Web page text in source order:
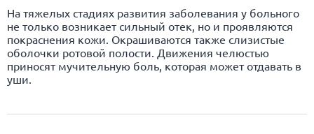
На тяжелых стадиях развития заболевания у больного
не только возникает сильный отек, но и проявляются
покраснения кожи. Окрашиваются также слизистые
оболочки ротовой полости. Движения челюстью
приносят мучительную боль, которая может отдавать в
уши.